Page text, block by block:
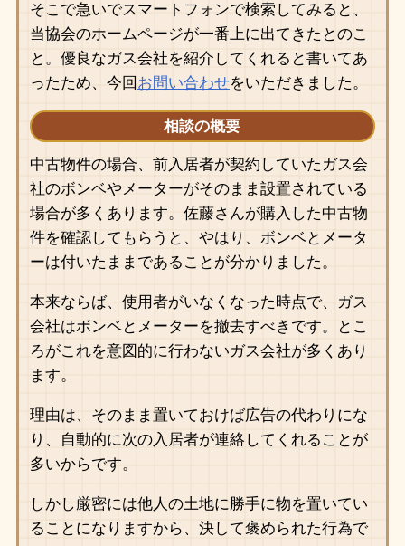
そこで急いでスマートフォンで検索してみると、
当協会のホームページが一番上に出てきたとのこ
と。優良なガス会社を紹介してくれると書いてあ
ったため、今回 お問い合わせをいただきました。
相談の概要
中古物件の場合、前入居者が契約していたガス会
社のボンベやメーターがそのまま設置されている
場合が多くあります。佐藤さんが購入した中古物
件を確認してもらうと、やはり、ボンベとメータ
ーは付いたままであることが分かりました。
本来ならば、使用者がいなくなった時点で、ガス
会社はボンベとメーターを撤去すべきです。とこ
ろがこれを意図的に行わないガス会社が多くあり
ます。
理由は、そのまま置いておけば広告の代わりにな
り、自動的に次の入居者が連絡してくれることが
多いからです。
しかし厳密には他人の土地に勝手に物を置いてい
ることになりますから、決して褒められた行為で